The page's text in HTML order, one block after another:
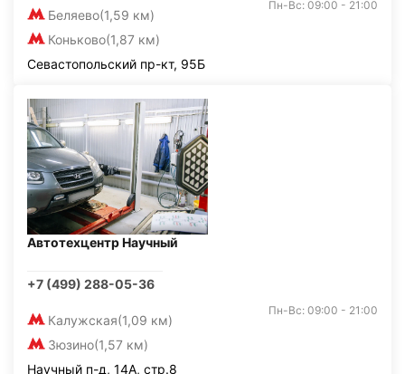
Беляево(1,59 км)
Коньково(1,87 км)
Пн-Вс: 09:00 - 21:00
Севастопольский пр-кт, 95Б
Автотехцентр Научный
+7 (499) 288-05-36
Калужская(1,09 км)
Зюзино(1,57 км)
Пн-Вс: 09:00 - 21:00
Научный п-д, 14А, стр.8